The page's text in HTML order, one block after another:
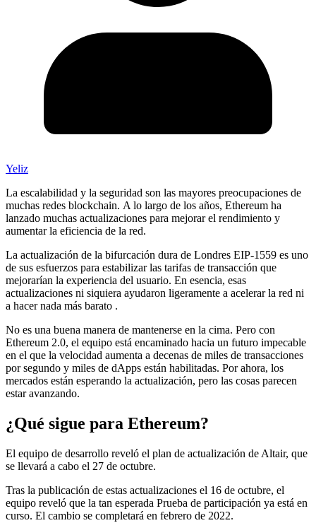
Yeliz
La escalabilidad y la seguridad son las mayores preocupaciones de
muchas redes blockchain. A lo largo de los años, Ethereum ha
lanzado muchas actualizaciones para mejorar el rendimiento y
aumentar la eficiencia de la red.
La actualización de la bifurcación dura de Londres EIP-1559 es uno
de sus esfuerzos para estabilizar las tarifas de transacción que
mejorarían la experiencia del usuario. En esencia, esas
actualizaciones ni siquiera ayudaron ligeramente a acelerar la red ni
a hacer nada más barato .
No es una buena manera de mantenerse en la cima. Pero con
Ethereum 2.0, el equipo está encaminado hacia un futuro impecable
en el que la velocidad aumenta a decenas de miles de transacciones
por segundo y miles de dApps están habilitadas. Por ahora, los
mercados están esperando la actualización, pero las cosas parecen
estar avanzando.
¿Qué sigue para Ethereum?
El equipo de desarrollo reveló el plan de actualización de Altair, que
se llevará a cabo el 27 de octubre.
Tras la publicación de estas actualizaciones el 16 de octubre, el
equipo reveló que la tan esperada Prueba de participación ya está en
curso. El cambio se completará en febrero de 2022.